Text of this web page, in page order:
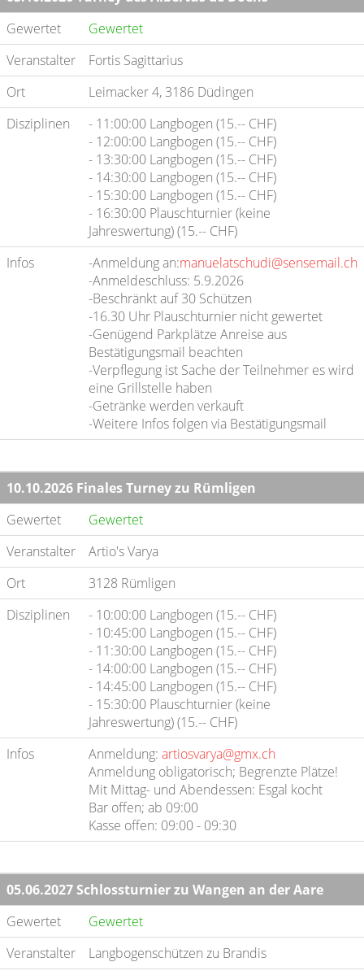
Gewertet
Gewertet
Veranstalter
Fortis Sagittarius
Ort
Leimacker 4, 3186 Düdingen
Disziplinen
- 11:00:00 Langbogen (15.-- CHF)
- 12:00:00 Langbogen (15.-- CHF)
- 13:30:00 Langbogen (15.-- CHF)
- 14:30:00 Langbogen (15.-- CHF)
- 15:30:00 Langbogen (15.-- CHF)
- 16:30:00 Plauschturnier (keine
Jahreswertung) (15.-- CHF)
Infos
-Anmeldung an:manuelatschudi@sensemail.ch
-Anmeldeschluss: 5.9.2026
-Beschränkt auf 30 Schützen
-16.30 Uhr Plauschturnier nicht gewertet
-Genügend Parkplätze Anreise aus
Bestätigungsmail beachten
-Verpflegung ist Sache der Teilnehmer es wird
eine Grillstelle haben
-Getränke werden verkauft
-Weitere Infos folgen via Bestätigungsmail
10.10.2026 Finales Turney zu Rümligen
Gewertet
Gewertet
Veranstalter
Artio's Varya
Ort
3128 Rümligen
Disziplinen
- 10:00:00 Langbogen (15.-- CHF)
- 10:45:00 Langbogen (15.-- CHF)
- 11:30:00 Langbogen (15.-- CHF)
- 14:00:00 Langbogen (15.-- CHF)
- 14:45:00 Langbogen (15.-- CHF)
- 15:30:00 Plauschturnier (keine
Jahreswertung) (15.-- CHF)
Infos
Anmeldung: artiosvarya@gmx.ch
Anmeldung obligatorisch; Begrenzte Plätze!
Mit Mittag- und Abendessen: Esgal kocht
Bar offen; ab 09:00
Kasse offen: 09:00 - 09:30
05.06.2027 Schlossturnier zu Wangen an der Aare
Gewertet
Gewertet
Veranstalter
Langbogenschützen zu Brandis